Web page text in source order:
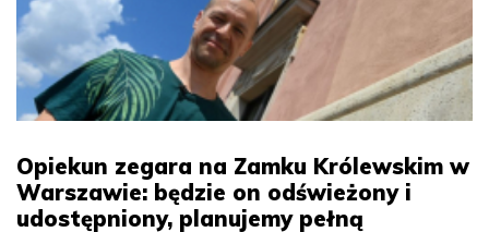
Opiekun zegara na Zamku Królewskim w
Warszawie: będzie on odświeżony i
udostępniony, planujemy pełną